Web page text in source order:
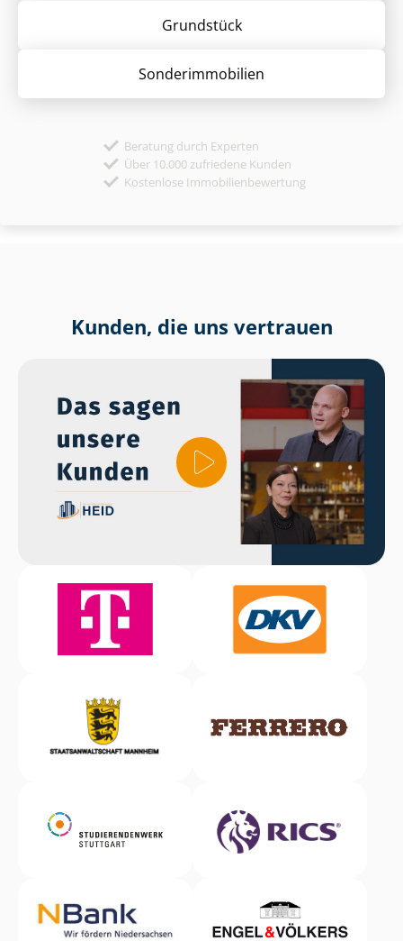
Grund­stück
Sonder­immobilien
Beratung durch Experten
Über 10.000 zufriedene Kunden
Kostenlose Immobilienbewertung
Kunden, die uns vertrauen